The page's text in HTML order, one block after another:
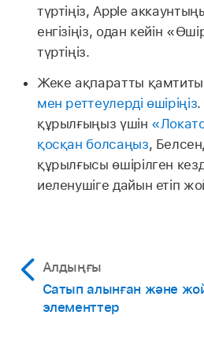
түртіңіз, Apple
енгізіңіз, одан кейін
түртіңіз.
Жеке ақпаратты
мен реттеулерді өшіріңіз.
құрылғыңыз үшін
қосқан болсаңыз,
құрылғысы өшірілген
иеленушіге дайын етіп
Алдыңғы
Сатып алынған және
элементтер